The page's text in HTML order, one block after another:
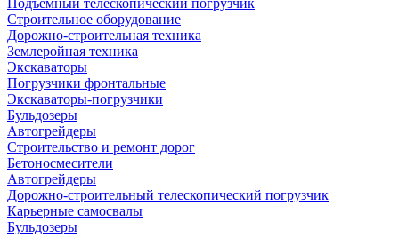
Подъемный телескопический погрузчик
Строительное оборудование
Дорожно-строительная техника
Землеройная техника
Экскаваторы
Погрузчики фронтальные
Экскаваторы-погрузчики
Бульдозеры
Автогрейдеры
Строительство и ремонт дорог
Бетоносмесители
Автогрейдеры
Дорожно-строительный телескопический погрузчик
Карьерные самосвалы
Бульдозеры